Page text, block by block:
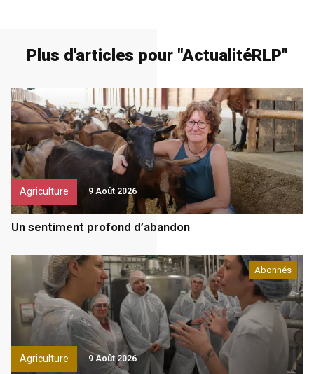
Plus d'articles pour "ActualitéRLP"
Agriculture 9 Août 2026
Un sentiment profond d’abandon
Agriculture
Abonnés
9 Août 2026